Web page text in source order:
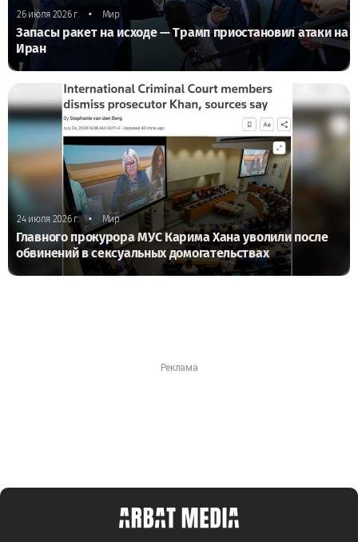
26 июля 2026 г. • Мир
Запасы ракет на исходе — Трамп приостановил атаки на
Иран
24 июля 2026 г. • Мир
Главного прокурора МУС Карима Хана уволили после
обвинений в сексуальных домогательствах